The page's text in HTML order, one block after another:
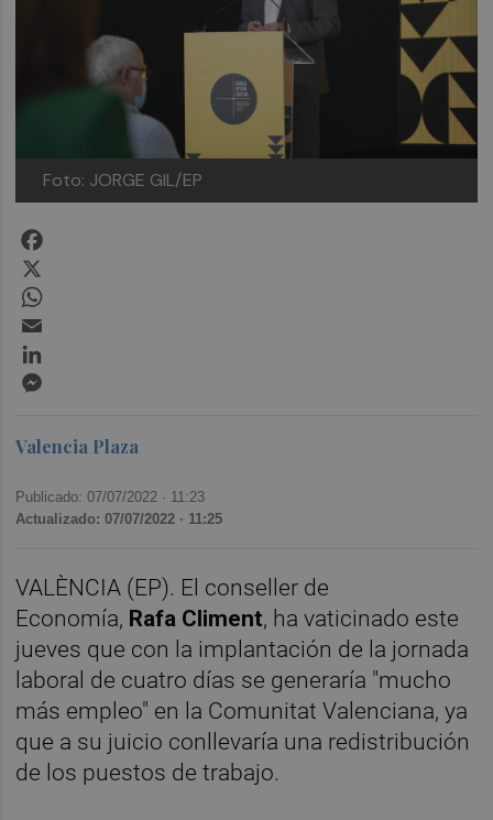
Foto: JORGE GIL/EP
Valencia Plaza
Publicado: 07/07/2022 · 11:23
Actualizado: 07/07/2022 · 11:25
VALÈNCIA (EP). El conseller de
Economía, Rafa Climent, ha vaticinado este
jueves que con la implantación de la jornada
laboral de cuatro días se generaría "mucho
más empleo" en la Comunitat Valenciana, ya
que a su juicio conllevaría una redistribución
de los puestos de trabajo.